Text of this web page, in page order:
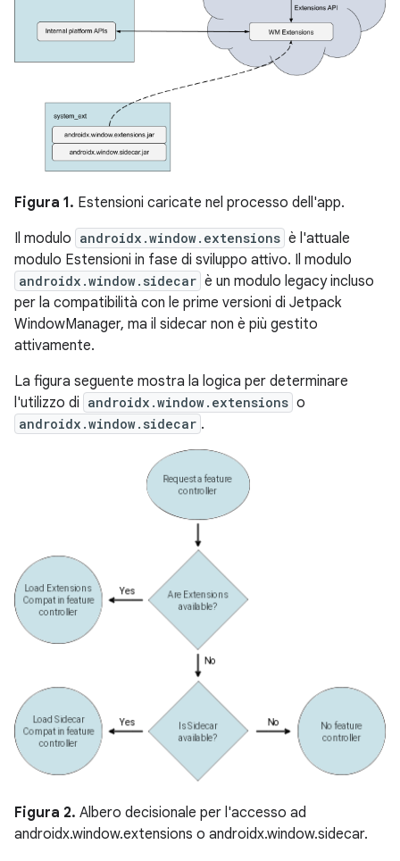
Figura 1. Estensioni caricate nel processo dell'app.
Il modulo androidx.window.extensions è l'attuale
modulo Estensioni in fase di sviluppo attivo. Il modulo
androidx.window.sidecar è un modulo legacy incluso
per la compatibilità con le prime versioni di Jetpack
WindowManager, ma il sidecar non è più gestito
attivamente.
La figura seguente mostra la logica per determinare
l'utilizzo di androidx.window.extensions o
androidx.window.sidecar .
Figura 2. Albero decisionale per l'accesso ad
androidx.window.extensions o androidx.window.sidecar.